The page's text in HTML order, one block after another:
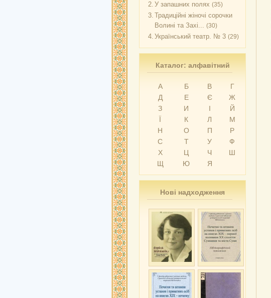
2. У запашних полях (35)
3. Традиційні жіночі сорочки
Волині та Захі... (30)
4. Український театр. № 3 (29)
Каталог: алфавітний
А Б В
Г
Д
Е Є
Ж
З
И І
Й
Ї
К Л
М
Н
О П
Р
С
Т У
Ф
Х
Ц Ч
Ш
Щ
Ю Я
Нові надходження